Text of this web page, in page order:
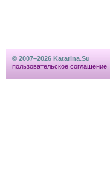
© 2007–2026 Katarina.Su
пользовательское соглашение